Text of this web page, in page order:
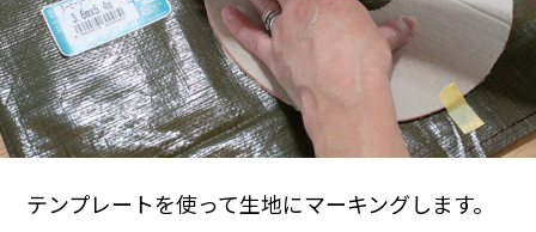
テンプレートを使って生地にマーキングします。